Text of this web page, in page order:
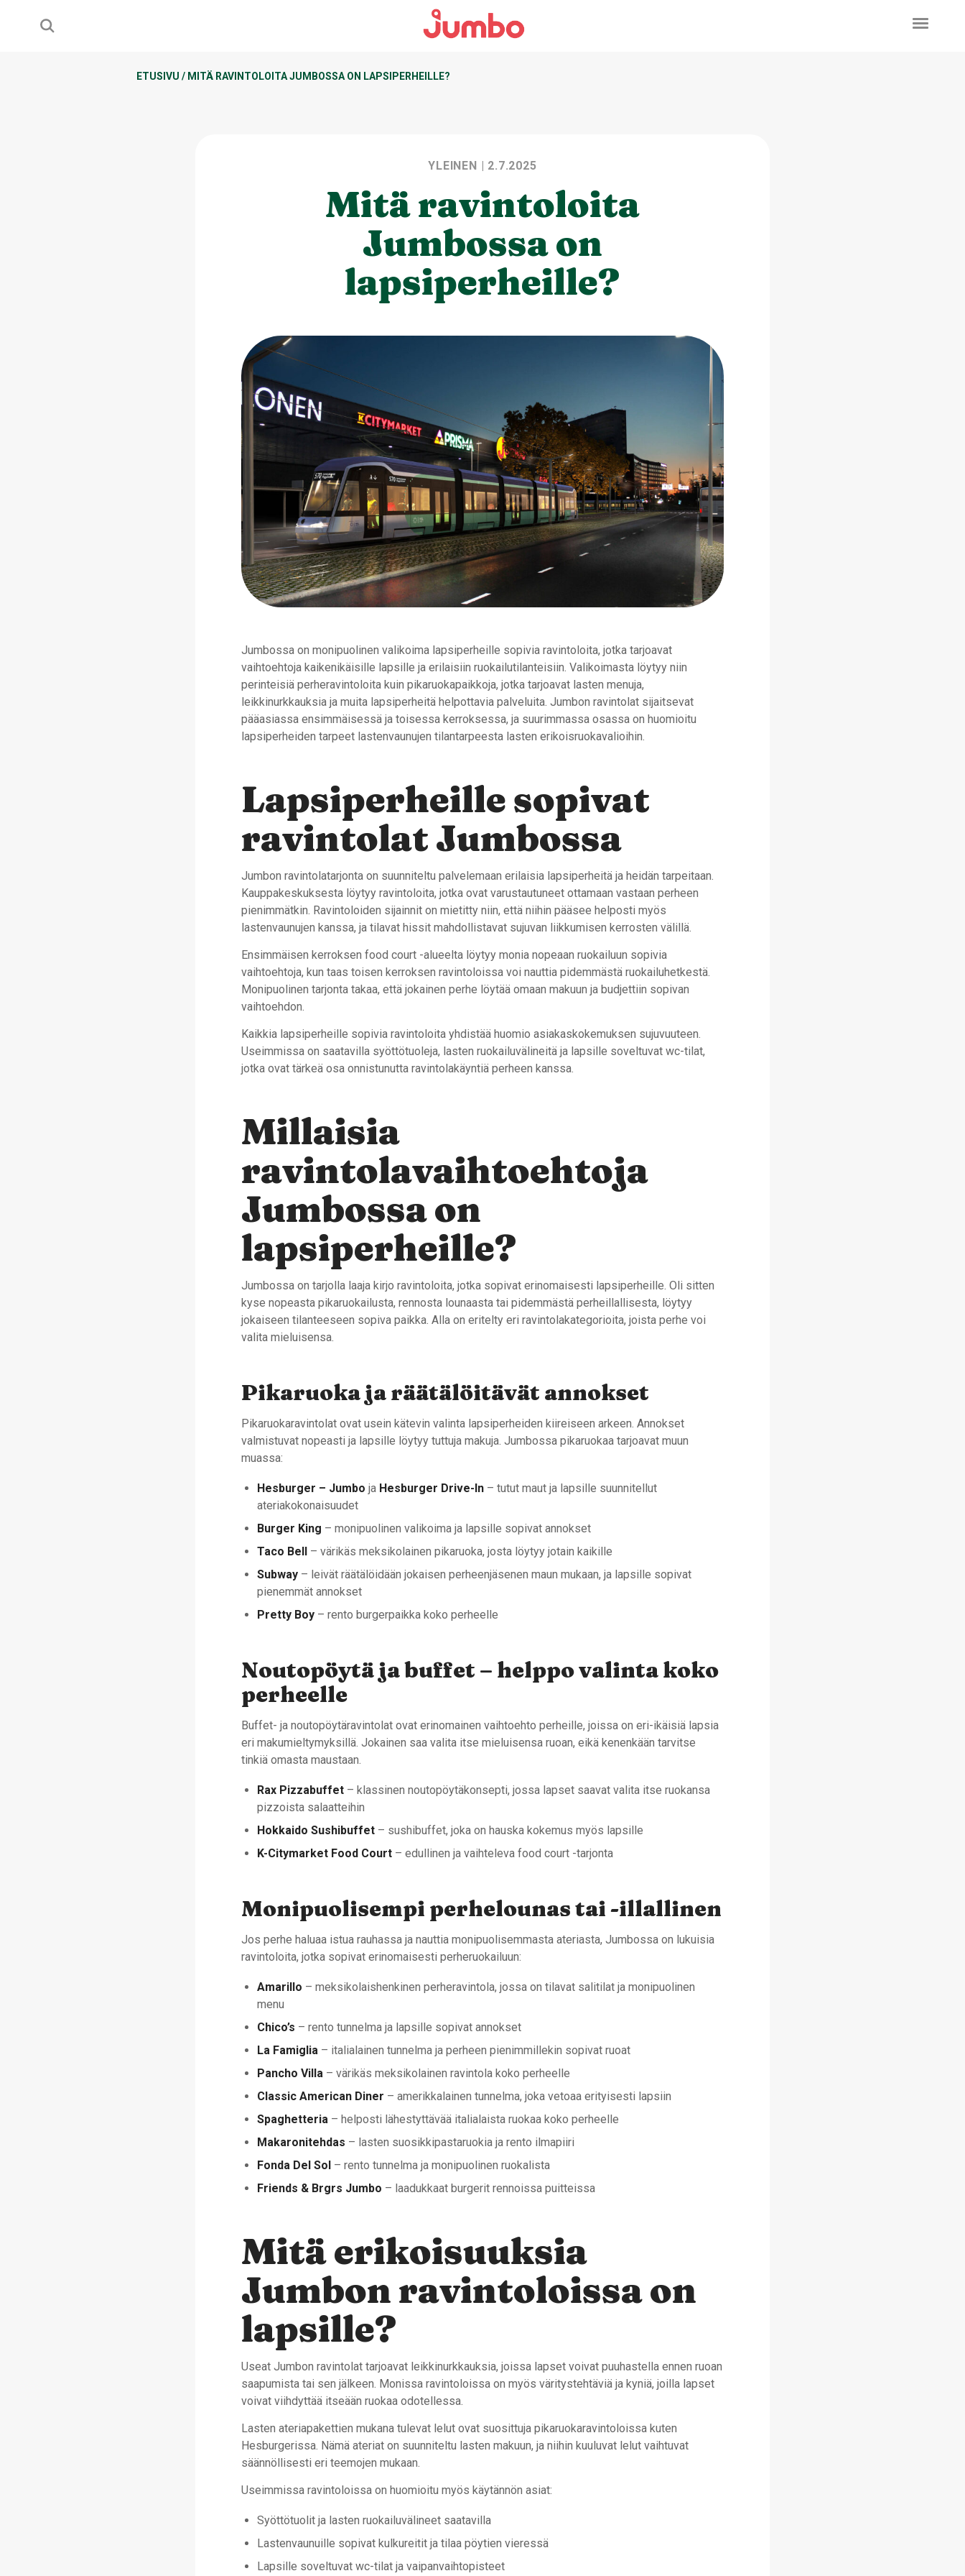
ETUSIVU / MITÄ RAVINTOLOITA JUMBOSSA ON LAPSIPERHEILLE?
YLEINEN | 2.7.2025
Mitä ravintoloita
Jumbossa on
lapsiperheille?
Jumbossa on monipuolinen valikoima lapsiperheille sopivia ravintoloita, jotka tarjoavat
vaihtoehtoja kaikenikäisille lapsille ja erilaisiin ruokailutilanteisiin. Valikoimasta löytyy niin
perinteisiä perheravintoloita kuin pikaruokapaikkoja, jotka tarjoavat lasten menuja,
leikkinurkkauksia ja muita lapsiperheitä helpottavia palveluita. Jumbon ravintolat sijaitsevat
pääasiassa ensimmäisessä ja toisessa kerroksessa, ja suurimmassa osassa on huomioitu
lapsiperheiden tarpeet lastenvaunujen tilantarpeesta lasten erikoisruokavalioihin.
Lapsiperheille sopivat
ravintolat Jumbossa
Jumbon ravintolatarjonta on suunniteltu palvelemaan erilaisia lapsiperheitä ja heidän tarpeitaan.
Kauppakeskuksesta löytyy ravintoloita, jotka ovat varustautuneet ottamaan vastaan perheen
pienimmätkin. Ravintoloiden sijainnit on mietitty niin, että niihin pääsee helposti myös
lastenvaunujen kanssa, ja tilavat hissit mahdollistavat sujuvan liikkumisen kerrosten välillä.
Ensimmäisen kerroksen food court -alueelta löytyy monia nopeaan ruokailuun sopivia
vaihtoehtoja, kun taas toisen kerroksen ravintoloissa voi nauttia pidemmästä ruokailuhetkestä.
Monipuolinen tarjonta takaa, että jokainen perhe löytää omaan makuun ja budjettiin sopivan
vaihtoehdon.
Kaikkia lapsiperheille sopivia ravintoloita yhdistää huomio asiakaskokemuksen sujuvuuteen.
Useimmissa on saatavilla syöttötuoleja, lasten ruokailuvälineitä ja lapsille soveltuvat wc-tilat,
jotka ovat tärkeä osa onnistunutta ravintolakäyntiä perheen kanssa.
Millaisia
ravintolavaihtoehtoja
Jumbossa on
lapsiperheille?
Jumbossa on tarjolla laaja kirjo ravintoloita, jotka sopivat erinomaisesti lapsiperheille. Oli sitten
kyse nopeasta pikaruokailusta, rennosta lounaasta tai pidemmästä perheillallisesta, löytyy
jokaiseen tilanteeseen sopiva paikka. Alla on eritelty eri ravintolakategorioita, joista perhe voi
valita mieluisensa.
Pikaruoka ja räätälöitävät annokset
Pikaruokaravintolat ovat usein kätevin valinta lapsiperheiden kiireiseen arkeen. Annokset
valmistuvat nopeasti ja lapsille löytyy tuttuja makuja. Jumbossa pikaruokaa tarjoavat muun
muassa:
Hesburger – Jumbo ja Hesburger Drive-In – tutut maut ja lapsille suunnitellut
ateriakokonaisuudet
Burger King – monipuolinen valikoima ja lapsille sopivat annokset
Taco Bell
– värikäs meksikolainen pikaruoka, josta löytyy jotain kaikille
Subway – leivät räätälöidään jokaisen perheenjäsenen maun mukaan, ja lapsille sopivat
pienemmät annokset
Pretty Boy – rento burgerpaikka koko perheelle
Noutopöytä ja buffet – helppo valinta koko
perheelle
Buffet- ja noutopöytäravintolat ovat erinomainen vaihtoehto perheille, joissa on eri-ikäisiä lapsia
eri makumieltymyksillä. Jokainen saa valita itse mieluisensa ruoan, eikä kenenkään tarvitse
tinkiä omasta maustaan.
Rax Pizzabuffet – klassinen noutopöytäkonsepti, jossa lapset saavat valita itse ruokansa
pizzoista salaatteihin
Hokkaido Sushibuffet – sushibuffet, joka on hauska kokemus myös lapsille
K-Citymarket Food Court – edullinen ja vaihteleva food court -tarjonta
Monipuolisempi perhelounas tai -illallinen
Jos perhe haluaa istua rauhassa ja nauttia monipuolisemmasta ateriasta, Jumbossa on lukuisia
ravintoloita, jotka sopivat erinomaisesti perheruokailuun:
Amarillo – meksikolaishenkinen perheravintola, jossa on tilavat salitilat ja monipuolinen
menu
Chico’s – rento tunnelma ja lapsille sopivat annokset
La Famiglia – italialainen tunnelma ja perheen pienimmillekin sopivat ruoat
Pancho Villa – värikäs meksikolainen ravintola koko perheelle
Classic American Diner – amerikkalainen tunnelma, joka vetoaa erityisesti lapsiin
Spaghetteria – helposti lähestyttävää italialaista ruokaa koko perheelle
Makaronitehdas – lasten suosikkipastaruokia ja rento ilmapiiri
Fonda Del Sol – rento tunnelma ja monipuolinen ruokalista
Friends & Brgrs Jumbo – laadukkaat burgerit rennoissa puitteissa
Mitä erikoisuuksia
Jumbon ravintoloissa on
lapsille?
Useat Jumbon ravintolat tarjoavat leikkinurkkauksia, joissa lapset voivat puuhastella ennen ruoan
saapumista tai sen jälkeen. Monissa ravintoloissa on myös väritystehtäviä ja kyniä, joilla lapset
voivat viihdyttää itseään ruokaa odotellessa.
Lasten ateriapakettien mukana tulevat lelut ovat suosittuja pikaruokaravintoloissa kuten
Hesburgerissa. Nämä ateriat on suunniteltu lasten makuun, ja niihin kuuluvat lelut vaihtuvat
säännöllisesti eri teemojen mukaan.
Useimmissa ravintoloissa on huomioitu myös käytännön asiat:
Syöttötuolit ja lasten ruokailuvälineet saatavilla
Lastenvaunuille sopivat kulkureitit ja tilaa pöytien vieressä
Lapsille soveltuvat wc-tilat ja vaipanvaihtopisteet